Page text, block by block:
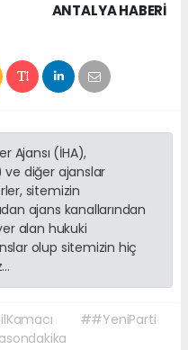
ANTALYA HABERİ
Ajansı (İHA),
ve diğer ajanslar
sitemizin
ajans kanallarından
alan hukuki
olup sitemizin hiç
##YeniParti